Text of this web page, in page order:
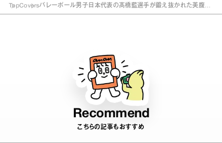
TopCoversバレーボール男子日本代表の髙橋藍選手が鍛え抜かれた美腹筋
Recommend
こちらの記事もおすすめ